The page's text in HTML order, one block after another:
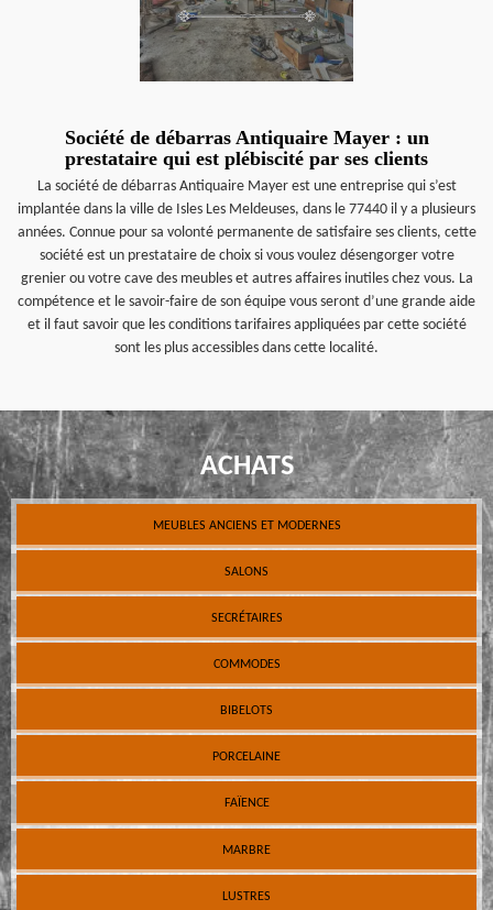
Société de débarras Antiquaire Mayer : un
prestataire qui est plébiscité par ses clients
La société de débarras Antiquaire Mayer est une entreprise qui s’est
implantée dans la ville de Isles Les Meldeuses, dans le 77440 il y a plusieurs
années. Connue pour sa volonté permanente de satisfaire ses clients, cette
société est un prestataire de choix si vous voulez désengorger votre
grenier ou votre cave des meubles et autres affaires inutiles chez vous. La
compétence et le savoir-faire de son équipe vous seront d’une grande aide
et il faut savoir que les conditions tarifaires appliquées par cette société
sont les plus accessibles dans cette localité.
ACHATS
MEUBLES ANCIENS ET MODERNES
SALONS
SECRÉTAIRES
COMMODES
BIBELOTS
PORCELAINE
FAÏENCE
MARBRE
LUSTRES